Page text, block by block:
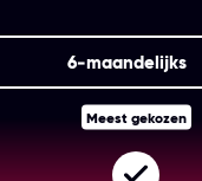
6‑maandelijks
Meest gekozen